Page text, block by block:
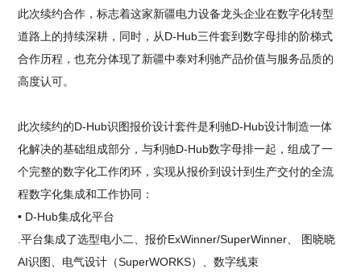
此次续约合作，标志着这家新疆电力设备龙头企业在数字化转型
道路上的持续深耕，同时，从D-Hub三件套到数字母排的阶梯式
合作历程，也充分体现了新疆中泰对利驰产品价值与服务品质的
高度认可。
此次续约的D-Hub识图报价设计套件是利驰D-Hub设计制造一体
化解决的基础组成部分，与利驰D-Hub数字母排一起，组成了一
个完整的数字化工作闭环，实现从报价到设计到生产交付的全流
程数字化集成和工作协同：
• D-Hub集成化平台
.平台集成了选型电小二、报价ExWinner/SuperWinner、 图晓晓
AI识图、电气设计（SuperWORKS）、数字线束